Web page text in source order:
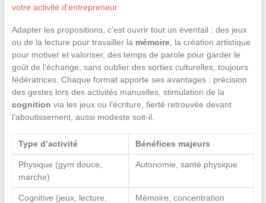
votre activité d'entrepreneur
Adapter les propositions, c’est ouvrir tout un éventail : des jeux
ou de la lecture pour travailler la mémoire, la création artistique
pour motiver et valoriser, des temps de parole pour garder le
goût de l’échange, sans oublier des sorties culturelles, toujours
fédératrices. Chaque format apporte ses avantages : précision
des gestes lors des activités manuelles, stimulation de la
cognition via les jeux ou l’écriture, fierté retrouvée devant
l’aboutissement, aussi modeste soit-il.
Type d’activité Bénéfices majeurs
Physique (gym douce,
marche)
Autonomie, santé physique
Cognitive (jeux, lecture,
Mémoire, concentration